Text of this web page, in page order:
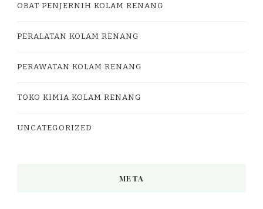
OBAT PENJERNIH KOLAM RENANG
PERALATAN KOLAM RENANG
PERAWATAN KOLAM RENANG
TOKO KIMIA KOLAM RENANG
UNCATEGORIZED
META